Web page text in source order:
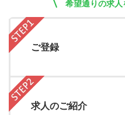
希望通りの求人
ご登録
求人のご紹介